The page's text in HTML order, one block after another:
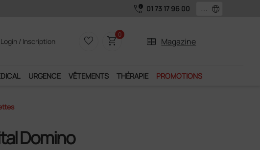
call_quality 01 73 17 96 00 language
Login / Inscription favorite_border shopping_cart0
two_pager Magazine
URGENCE VÊTEMENTS THÉRAPIE PROMOTIONS
Domino